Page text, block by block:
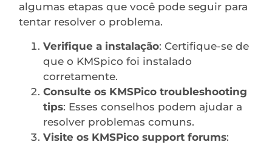
algumas etapas que você pode seguir para
tentar resolver o problema.
Verifique a instalação: Certifique-se de
que o KMSpico foi instalado
corretamente.
Consulte os KMSPico troubleshooting
tips: Esses conselhos podem ajudar a
resolver problemas comuns.
Visite os KMSPico support forums: